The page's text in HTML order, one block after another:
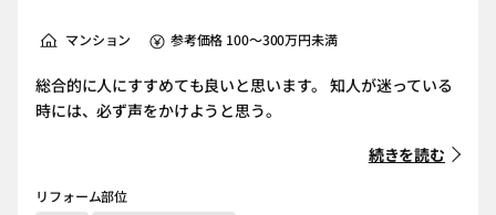
マンション 参考価格 100～300万円未満
総合的に人にすすめても良いと思います。 知人が迷っている
時には、必ず声をかけようと思う。
続きを読む
リフォーム部位